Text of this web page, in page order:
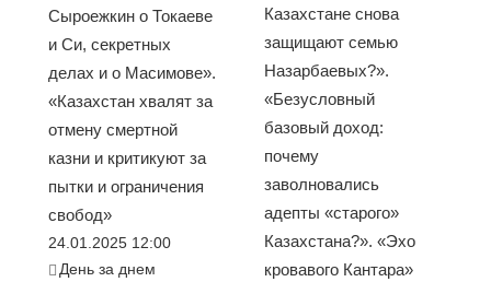
Сыроежкин о Токаеве
и Си, секретных
делах и о Масимове».
«Казахстан хвалят за
отмену смертной
казни и критикуют за
пытки и ограничения
свобод»
24.01.2025 12:00
День за днем
Казахстане снова
защищают семью
Назарбаевых?».
«Безусловный
базовый доход:
почему
заволновались
адепты «старого»
Казахстана?». «Эхо
кровавого Кантара»